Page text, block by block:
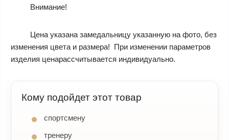
Внимание!
Цена указана замедальницу указанную на фото, без
изменения цвета и размера! При изменении параметров
изделия ценарассчитывается индивидуально.
Кому подойдет этот товар
спортсмену
тренеру